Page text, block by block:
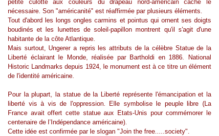
petite culotte aux couleurs du drapeau nord-américain cache le
nécessaire. Son "américanité" est réaffirmée par plusieurs éléments.
Tout d'abord les longs ongles carmins et pointus qui ornent ses doigts
boudinés et les lunettes de soleil-papillon montrent qu'il s'agit d'une
habitante de la côte Atlantique.
Mais surtout, Ungerer a repris les attributs de la célèbre Statue de la
Liberté éclairant le Monde, réalisée par Bartholdi en 1886. National
Historic Landmarks depuis 1924, le monument est à ce titre un élément
de l'identité américaine.
Pour la plupart, la statue de la Liberté représente l'émancipation et la
liberté vis à vis de l'oppression. Elle symbolise le peuple libre (La
France avait offert cette statue aux Etats-Unis pour commémorer le
centenaire de l’Indépendance américaine).
Cette idée est confirmée par le slogan "Join the free.....society".